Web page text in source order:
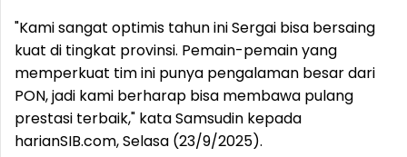
"Kami sangat optimis tahun ini Sergai bisa bersaing
kuat di tingkat provinsi. Pemain-pemain yang
memperkuat tim ini punya pengalaman besar dari
PON, jadi kami berharap bisa membawa pulang
prestasi terbaik," kata Samsudin kepada
harianSIB.com, Selasa (23/9/2025).